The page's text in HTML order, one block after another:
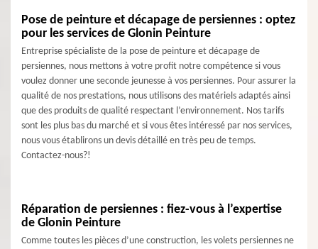
Pose de peinture et décapage de persiennes : optez
pour les services de Glonin Peinture
Entreprise spécialiste de la pose de peinture et décapage de
persiennes, nous mettons à votre profit notre compétence si vous
voulez donner une seconde jeunesse à vos persiennes. Pour assurer la
qualité de nos prestations, nous utilisons des matériels adaptés ainsi
que des produits de qualité respectant l’environnement. Nos tarifs
sont les plus bas du marché et si vous êtes intéressé par nos services,
nous vous établirons un devis détaillé en très peu de temps.
Contactez-nous?!
Réparation de persiennes : fiez-vous à l’expertise
de Glonin Peinture
Comme toutes les pièces d’une construction, les volets persiennes ne